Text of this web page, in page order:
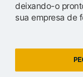
deixando-o
sua empresa de